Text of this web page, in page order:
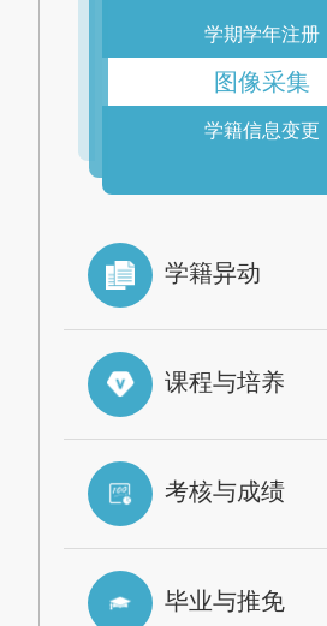
学期学年注册
图像采集
学籍信息变更
学籍异动
课程与培养
考核与成绩
毕业与推免